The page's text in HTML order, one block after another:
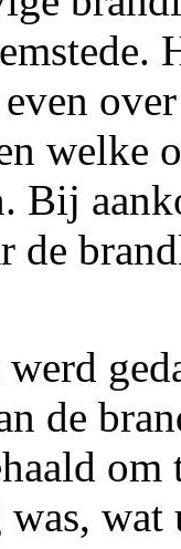
welke
Bij
de
de